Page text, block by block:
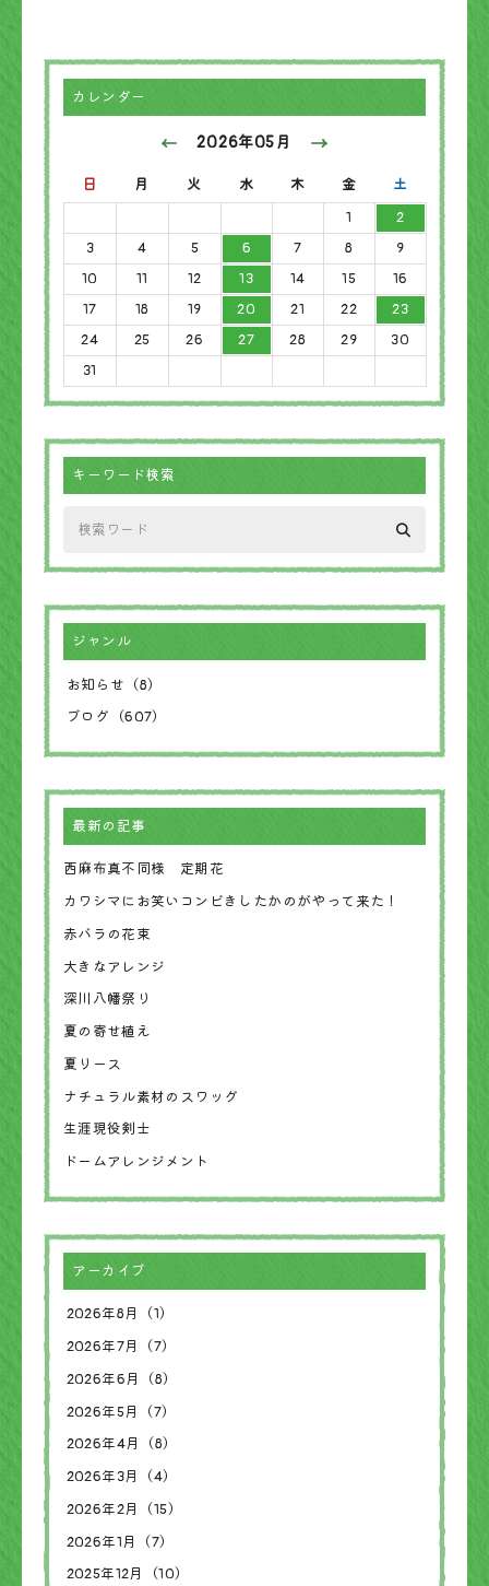
カレンダー
2026年05月
日 月 火 水 木 金
土
1
2
3
4 5 6 7 8
9
10
11 12 13 14 15
16
17
18 19 20 21 22
23
24
25 26 27 28 29
30
31
キーワード検索
ジャンル
お知らせ（8）
ブログ（607）
最新の記事
西麻布真不同様 定期花
カワシマにお笑いコンビきしたかのがやって来た！
赤バラの花束
大きなアレンジ
深川八幡祭り
夏の寄せ植え
夏リース
ナチュラル素材のスワッグ
生涯現役剣士
ドームアレンジメント
アーカイブ
2026年8月（1）
2026年7月（7）
2026年6月（8）
2026年5月（7）
2026年4月（8）
2026年3月（4）
2026年2月（15）
2026年1月（7）
2025年12月（10）